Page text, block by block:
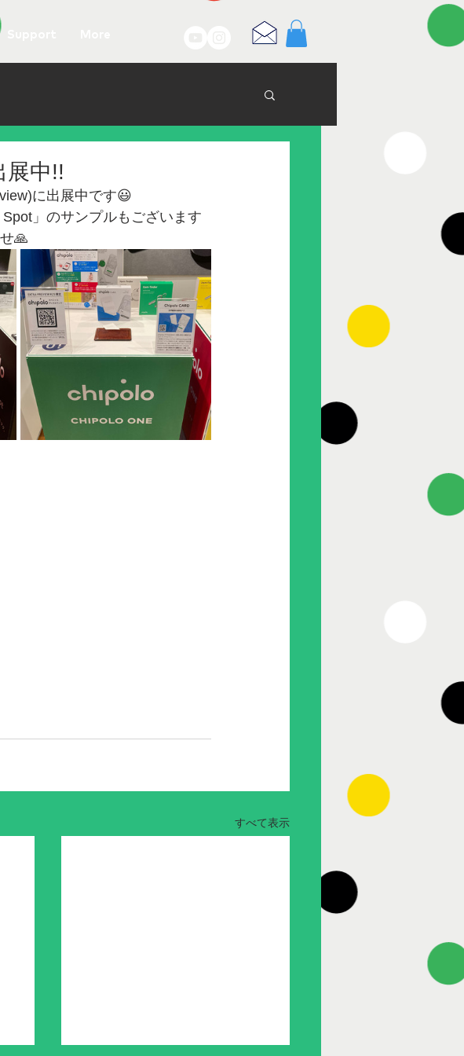
展中!!
に出展中です😃
」のサンプルもございます
🙏
すべて表示